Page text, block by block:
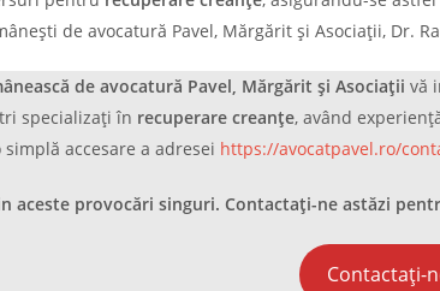
de avocatură Pavel, Mărgărit și Asociații, Dr.
ânească de avocatură Pavel, Mărgărit și Asociații vă
specializați în recuperare creanțe, având
accesare a adresei https://avocatpavel.ro/
aceste provocări singuri. Contactați-ne astăzi
Contactați-